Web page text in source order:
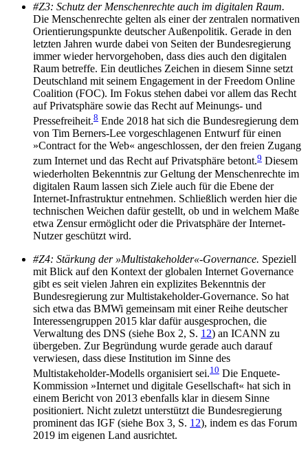
#Z3: Schutz der Menschenrechte auch im digitalen Raum.
Die Menschenrechte gelten als einer der zentra­len normativen
Orientierungspunkte deutscher Außenpolitik. Gerade in den
letzten Jahren wurde dabei von Seiten der Bundesregierung
immer wieder hervorgehoben, dass dies auch den digitalen
Raum betreffe. Ein deutliches Zeichen in die­sem Sinne setzt
Deutschland mit seinem Engagement in der Freedom Online
Coalition (FOC). Im Fokus stehen dabei vor allem das Recht
auf Privat­sphäre sowie das Recht auf Meinungs- und
Pressefreiheit.8 Ende 2018 hat sich die Bundesregierung dem
von Tim Berners-Lee vorgeschlagenen Entwurf für einen
»Contract for the Web« angeschlossen, der den freien Zugang
zum Internet und das Recht auf Privatsphäre betont.9 Diesem
wiederholten Bekenntnis zur Geltung der Menschenrechte im
digitalen Raum lassen sich Ziele auch für die Ebene der
Internet-Infrastruktur entnehmen. Schließlich werden hier die
technischen Weichen dafür gestellt, ob und in welchem Maße
etwa Zensur er­möglicht oder die Privatsphäre der Internet-
Nutzer geschützt wird.
#Z4: Stärkung der »Multistakeholder«-Governance. Speziell
mit Blick auf den Kontext der globalen Internet Governance
gibt es seit vielen Jahren ein explizites Bekenntnis der
Bundesregierung zur Multistakeholder-Governance. So hat
sich etwa das BMWi gemeinsam mit einer Reihe deutscher
Inter­essengruppen 2015 klar dafür ausgesprochen, die
Verwaltung des DNS (siehe Box 2, S. 12) an ICANN zu
übergeben. Zur Begründung wurde gerade auch darauf
verwiesen, dass diese Institution im Sinne des
Multistakeholder-Modells organisiert sei.10 Die Enquete-
Kommission »Internet und digitale Gesellschaft« hat sich in
einem Bericht von 2013 ebenfalls klar in diesem Sinne
positioniert. Nicht zuletzt unterstützt die Bundesregierung
prominent das IGF (siehe Box 3, S. 12), indem es das Forum
2019 im eigenen Land ausrichtet.